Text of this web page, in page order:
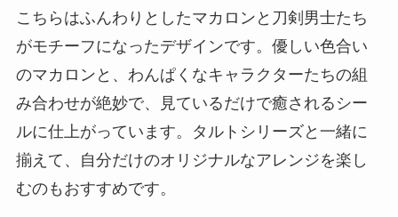
こちらはふんわりとしたマカロンと刀剣男士たち
がモチーフになったデザインです。優しい色合い
のマカロンと、わんぱくなキャラクターたちの組
み合わせが絶妙で、見ているだけで癒されるシー
ルに仕上がっています。タルトシリーズと一緒に
揃えて、自分だけのオリジナルなアレンジを楽し
むのもおすすめです。